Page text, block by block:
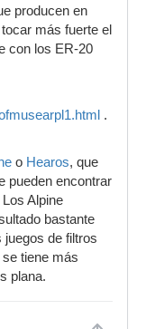
producen en
más fuerte el
con los ER-20
.
o Hearos, que
pueden encontrar
Alpine
bastante
de filtros
tiene más
plana.